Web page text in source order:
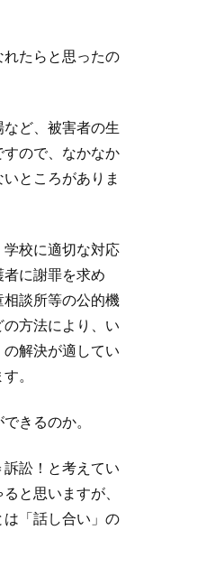
たらと思ったの
ど、被害者の生
ので、なかなか
ところがありま
学校に適切な対応
者に謝罪を求め
相談所等の公的機
方法により、い
解決が適してい
。
きるのか。
訟！と考えてい
と思いますが、
「話し合い」の